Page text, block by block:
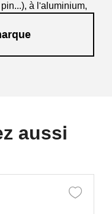
à l'aluminium,
des jardins dans un
aussi